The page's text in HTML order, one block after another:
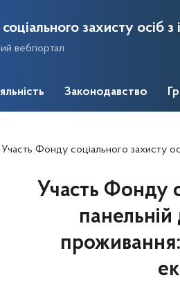
захисту осіб з
вебпортал
Законодавство
Участь Фонду соціального захисту осіб з інвалідністю у панельній дискусії щодо
Участь Фонду
панельній